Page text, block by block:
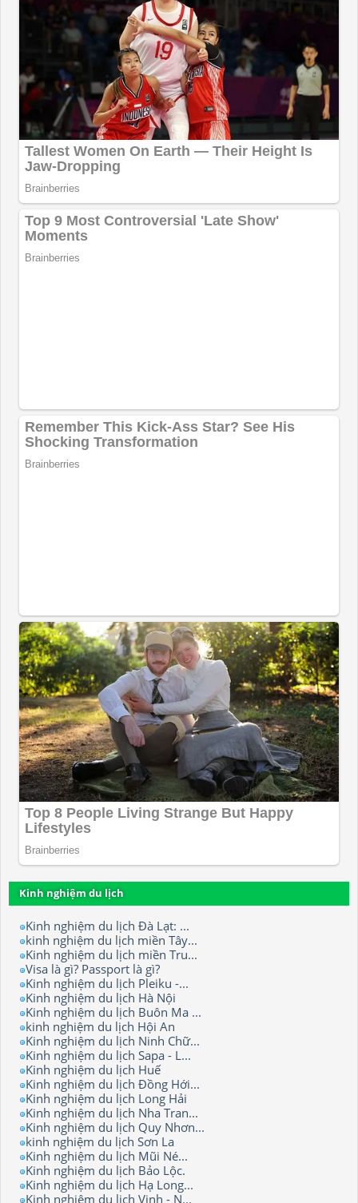
Kinh nghiệm du lịch
Kinh nghiệm du lịch Đà Lạt: ...
kinh nghiệm du lịch miền Tây...
Kinh nghiệm du lịch miền Tru...
Visa là gì? Passport là gì?
Kinh nghiệm du lịch Pleiku -...
Kinh nghiệm du lịch Hà Nội
Kinh nghiệm du lịch Buôn Ma ...
kinh nghiệm du lịch Hội An
Kinh nghiệm du lịch Ninh Chữ...
Kinh nghiệm du lịch Sapa - L...
Kinh nghiệm du lịch Huế
Kinh nghiệm du lịch Đồng Hới...
Kinh nghiệm du lịch Long Hải
Kinh nghiệm du lịch Nha Tran...
Kinh nghiệm du lịch Quy Nhơn...
kinh nghiệm du lịch Sơn La
Kinh nghiệm du lịch Mũi Né...
Kinh nghiệm du lịch Bảo Lộc.
Kinh nghiệm du lịch Hạ Long...
Kinh nghiệm du lịch Vinh - N...